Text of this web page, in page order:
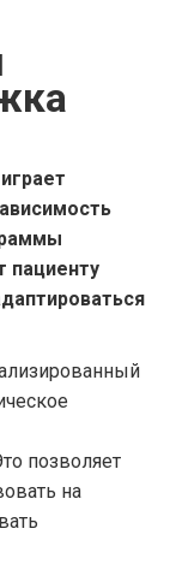
пациенту
позволяет
на